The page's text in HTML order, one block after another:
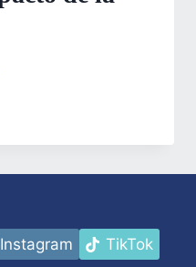
Instagram TikTok